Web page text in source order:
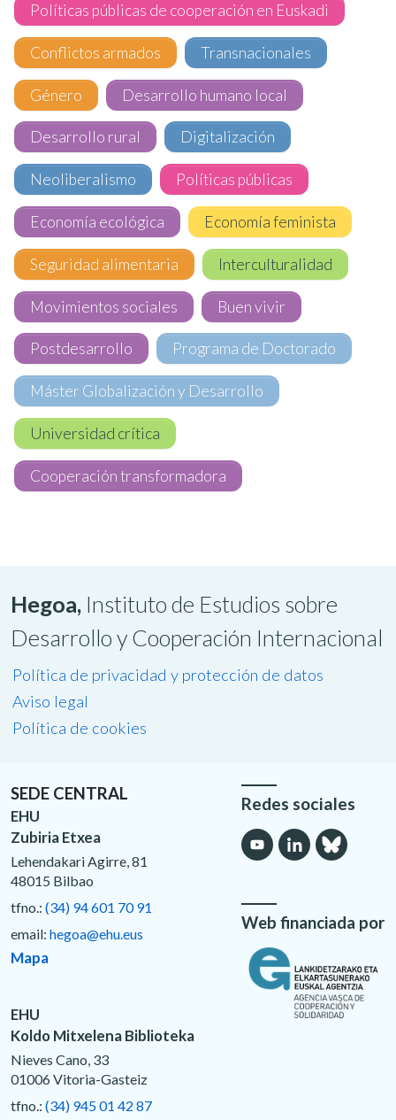
Políticas públicas de cooperación en Euskadi
Conflictos armados Transnacionales
Género Desarrollo humano local
Desarrollo rural Digitalización
Neoliberalismo Políticas públicas
Economía ecológica Economía feminista
Seguridad alimentaria Interculturalidad
Movimientos sociales Buen vivir
Postdesarrollo Programa de Doctorado
Máster Globalización y Desarrollo
Universidad crítica
Cooperación transformadora
Hegoa, Instituto de Estudios sobre
Desarrollo y Cooperación Internacional
Política de privacidad y protección de datos
Aviso legal
Política de cookies
SEDE CENTRAL
EHU
Zubiria Etxea
Lehendakari Agirre, 81
48015 Bilbao
tfno.: (34) 94 601 70 91
email: hegoa@ehu.eus
Mapa
EHU
Koldo Mitxelena Biblioteka
Nieves Cano, 33
01006 Vitoria-Gasteiz
tfno.: (34) 945 01 42 87
Redes sociales
Web financiada por